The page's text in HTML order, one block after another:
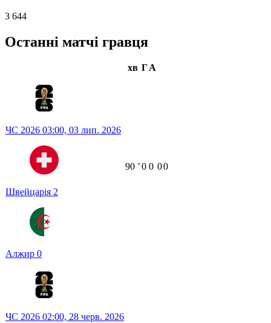
3 644
Останні матчі гравця
хв ГА
ЧС 2026 03:00, 03 лип. 2026
Швейцарія 2
Алжир 0
90 ʼ0 0 00
ЧС 2026 02:00, 28 черв. 2026